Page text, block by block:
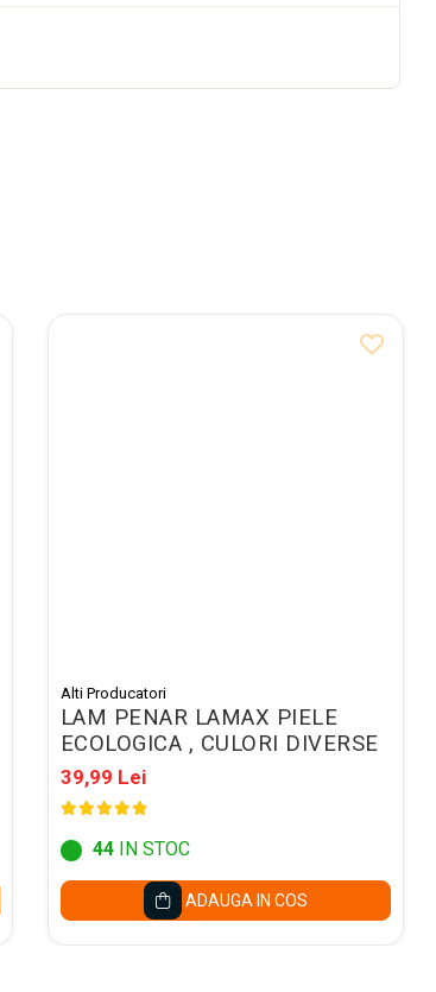
Alti Producatori
LAM PENAR LAMAX PIELE
ECOLOGICA , CULORI DIVERSE
39,99 Lei
44IN STOC
ADAUGA IN COS